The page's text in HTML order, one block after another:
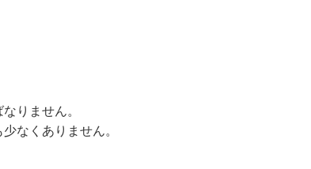
りません。
なくありません。